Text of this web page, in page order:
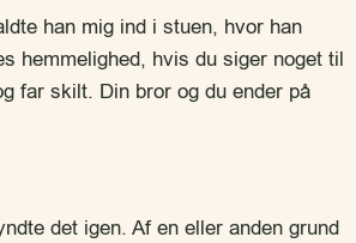
han mig ind i stuen, hvor han
hemmelighed, hvis du siger noget til
far skilt. Din bror og du ender på
det igen. Af en eller anden grund